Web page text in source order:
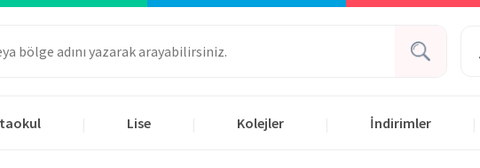
Lise Kolejler İndirimler